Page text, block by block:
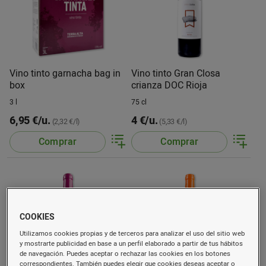
Vino tinto garnacha bag in
box
3 l
6,95 €/u. (2,32 €/l)
Comprar
Vino tinto Gran Closa
crianza DOC Rioja
75 cl
4 €/u. (5,33 €/l)
Comprar
COOKIES
Utilizamos cookies propias y de terceros para analizar el uso del sitio web
y mostrarte publicidad en base a un perfil elaborado a partir de tus hábitos
de navegación. Puedes aceptar o rechazar las cookies en los botones